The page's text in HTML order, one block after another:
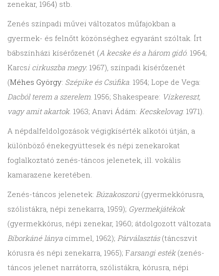
zenekar, 1964) stb.
Zenés színpadi művei változatos műfajokban a
gyermek- és felnőtt közönséghez egyaránt szóltak. Írt
bábszínházi kísérőzenét (A kecske és a három gidó. 1964;
Karcsi cirkuszba megy. 1967), színpadi kísérőzenét
(Méhes György: Szépike és Csúfika. 1954; Lope de Vega:
Dacból terem a szerelem. 1956; Shakespeare: Vízkereszt,
vagy amit akartok. 1963; Anavi Ádám: Kecskelovag. 1971).
A népdalfeldolgozások végigkísérték alkotói útján, a
különböző énekegyüttesek és népi zenekarokat
foglalkoztató zenés-táncos jelenetek, ill. vokális
kamarazene keretében.
Zenés-táncos jelenetek: Búzakoszorú(gyermekkórusra,
szólistákra, népi zenekarra, 1959); Gyermekjátékok
(gyermekkórus, népi zenekar, 1960; átdolgozott változata
Bíborkáné lánya címmel, 1962); Párválasztás(táncszvit
kórusra és népi zenekarra, 1965); Farsangi esték(zenés-
táncos jelenet narrátorra, szólistákra, kórusra, népi